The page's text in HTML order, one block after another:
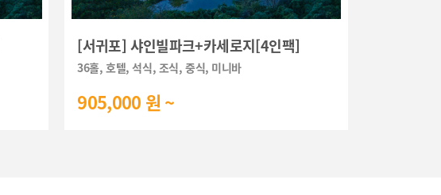
[서귀포] 샤인빌파크+카세로지[4인팩]
36홀, 호텔, 석식, 조식, 중식, 미니바
905,000 원 ~